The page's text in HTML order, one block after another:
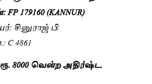
179160 (KANNUR)
சினுராஜ் பி
4861
ரூ. 8000 வென்ற அதிர்ஷ்ட